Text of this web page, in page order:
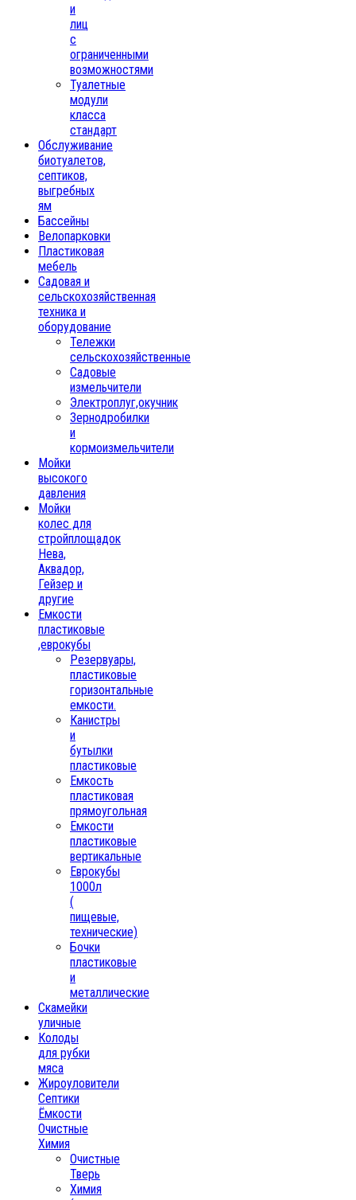
и
лиц
с
ограниченными
возможностями
Туалетные
модули
класса
стандарт
Обслуживание
биотуалетов,
септиков,
выгребных
ям
Бассейны
Велопарковки
Пластиковая
мебель
Садовая и
сельскохозяйственная
техника и
оборудование
Тележки
сельскохозяйственные
Садовые
измельчители
Электроплуг,окучник
Зернодробилки
и
кормоизмельчители
Мойки
высокого
давления
Мойки
колес для
стройплощадок
Нева,
Аквадор,
Гейзер и
другие
Емкости
пластиковые
,еврокубы
Резервуары,
пластиковые
горизонтальные
емкости.
Канистры
и
бутылки
пластиковые
Емкость
пластиковая
прямоугольная
Емкости
пластиковые
вертикальные
Еврокубы
1000л
(
пищевые,
технические)
Бочки
пластиковые
и
металлические
Скамейки
уличные
Колоды
для рубки
мяса
Жироуловители
Септики
Ёмкости
Очистные
Химия
Очистные
Тверь
Химия